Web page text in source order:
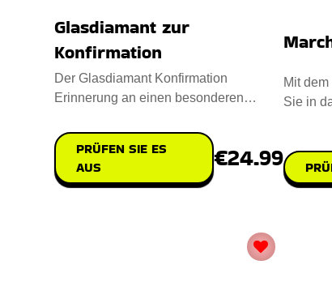
Glasdiamant zur
Konfirmation
Der Glasdiamant Konfirmation
Erinnerung an einen besonderen
hochwert
PRÜFEN SIE ES
AUS
€24.99
Mit
Sie in